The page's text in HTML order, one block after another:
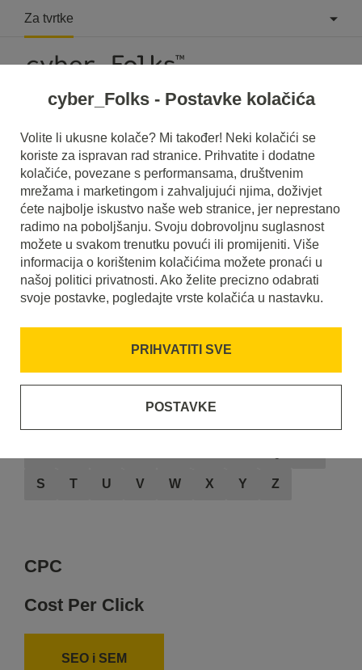
Za tvrtke
Pročitajte što je toCPCu našem rječniku.
Pomoći će vam da bolje razumijete o čemu se točno radi
CPCi koje je značenje u svakodnevnoj upotrebi.
S T U V W X Y Z
CPC
Cost Per Click
SEO i SEM
cyber_Folks - Postavke kolačića
Volite li ukusne kolače? Mi također! Neki kolačići se
koriste za ispravan rad stranice. Prihvatite i dodatne
kolačiće, povezane s performansama, društvenim
mrežama i marketingom i zahvaljujući njima, doživjet
ćete najbolje iskustvo naše web stranice, jer neprestano
radimo na poboljšanju. Svoju dobrovoljnu suglasnost
možete u svakom trenutku povući ili promijeniti. Više
informacija o korištenim kolačićima možete pronaći u
našoj politici privatnosti. Ako želite precizno odabrati
svoje postavke, pogledajte vrste kolačića u nastavku.
PRIHVATITI SVE
POSTAVKE